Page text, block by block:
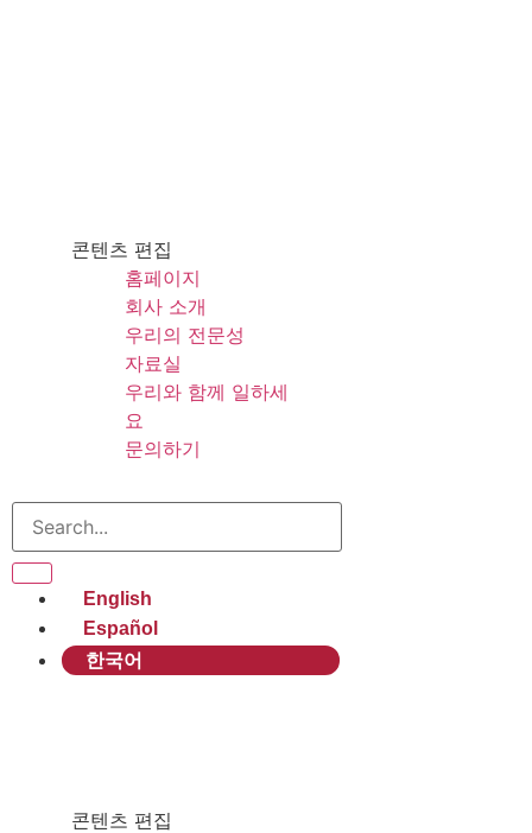
콘텐츠 편집
홈페이지
회사 소개
우리의 전문성
자료실
우리와 함께 일하세
요
문의하기
English
Español
한국어
콘텐츠 편집